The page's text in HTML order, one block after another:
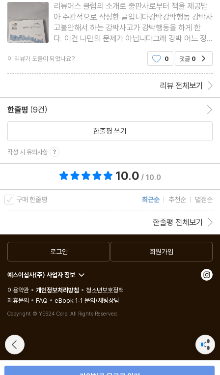
PART 4 공존하기
12장. 새로운 삶: 완치가 아닌 성숙으로
강박과의 공존: 불안이 사라지지 않아도, 나는 이미 괜찮다
강박이 남긴 선물과 재발을 대하는 우리의 자세
에필로그_책을 덮고, 다시 당신의 하루로
참고문헌
리뷰어스 클럽의 소개로 출판사로부터 책을 제공받
아 주관적으로 작성한 글입니다강박강박행동 강박사
고불안해서 하는 강박사고가 강박행동을 하게 한
다. 이건 나만의 문제가 아닙니다그래 강박 어느 정
도 대부분 가지고 있지 않나?가스불? 나도 예전에
가스불 때문에 집에 다시 돌아간 적도 있고 얼마전
이 리뷰가 도움이 되었나요? 0 댓글 0
리뷰 전체보기
한줄평 (9건)
한줄평 쓰기
작성 시 유의사항
10.0 / 10.0
구매 한줄평 최근순 추천순 별점순
한줄평 전체보기
로그인 회원가입
예스이십사(주) 사업자 정보
이용약관
개인정보처리방침
청소년보호정책
제휴문의
FAQ eBook 1:1 문의/채팅상담
Copyright © YES24 Corp. All Rights Reserved.